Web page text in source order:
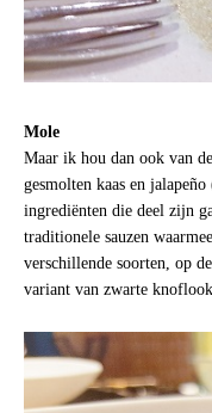
Mole
Maar ik hou dan ook van
gesmolten kaas en
ingrediënten die deel zijn
traditionele sauzen
verschillende soorten, op
variant van zwarte